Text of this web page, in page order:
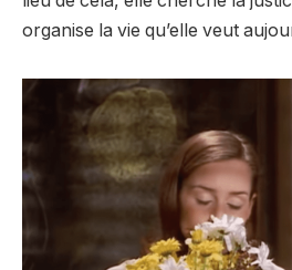
organise la vie qu’elle veut